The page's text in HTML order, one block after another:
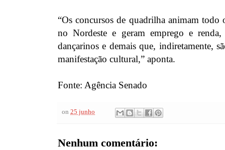
“Os concursos de quadrilha animam
no Nordeste e geram emprego e
dançarinos e demais que, indiretamente,
manifestação cultural,” aponta.
Fonte: Agência Senado
on 25 junho
Nenhum comentário: